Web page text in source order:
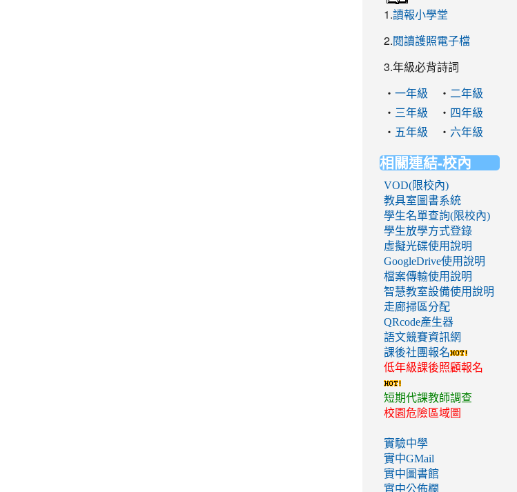
1.讀報小學堂
2.閱讀護照電子檔
3.年級必背詩詞
‧ 一年級 ‧ 二年級
‧ 三年級 ‧ 四年級
‧ 五年級 ‧ 六年級
相關連結-校內
VOD(限校內)
教具室圖書系統
學生名單查詢(限校內)
學生放學方式登錄
虛擬光碟使用說明
GoogleDrive使用說明
檔案傳輸使用說明
智慧教室設備使用說明
走廊掃區分配
QRcode產生器
語文競賽資訊網
課後社團報名
低年級課後照顧報名
短期代課教師調查
校園危險區域圖
實驗中學
實中GMail
實中圖書館
實中公佈欄